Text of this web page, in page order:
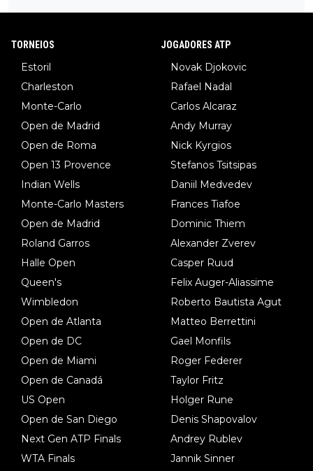
TORNEIOS
Estoril
Charleston
Monte-Carlo
Open de Madrid
Open de Roma
Open 13 Provence
Indian Wells
Monte-Carlo Masters
Open de Madrid
Roland Garros
Halle Open
Queen's
Wimbledon
Open de Atlanta
Open de DC
Open de Miami
Open de Canadá
US Open
Open de San Diego
Next Gen ATP Finals
WTA Finals
JOGADORES ATP
Novak Djokovic
Rafael Nadal
Carlos Alcaraz
Andy Murray
Nick Kyrgios
Stefanos Tsitsipas
Daniil Medvedev
Frances Tiafoe
Dominic Thiem
Alexander Zverev
Casper Ruud
Felix Auger-Aliassime
Roberto Bautista Agut
Matteo Berrettini
Gael Monfils
Roger Federer
Taylor Fritz
Holger Rune
Denis Shapovalov
Andrey Rublev
Jannik Sinner